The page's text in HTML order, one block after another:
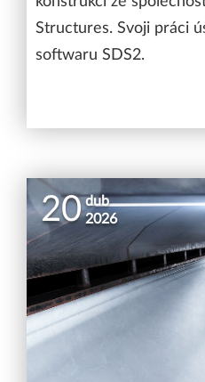
Structures. Svoji práci
softwaru SDS2.
20 dub
2026